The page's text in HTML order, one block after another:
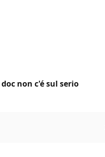
non c'é sul serio